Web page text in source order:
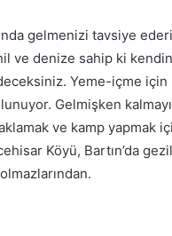
gelmenizi tavsiye
ve denize sahip ki
Yeme-içme için
Gelmişken
ve kamp yapmak
Köyü, Bartın’da